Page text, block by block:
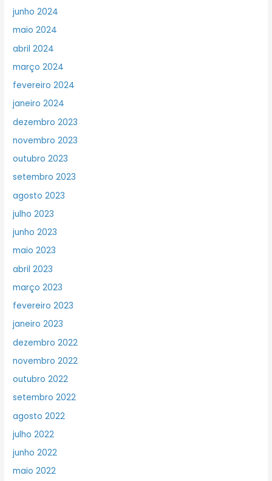
junho 2024
maio 2024
abril 2024
março 2024
fevereiro 2024
janeiro 2024
dezembro 2023
novembro 2023
outubro 2023
setembro 2023
agosto 2023
julho 2023
junho 2023
maio 2023
abril 2023
março 2023
fevereiro 2023
janeiro 2023
dezembro 2022
novembro 2022
outubro 2022
setembro 2022
agosto 2022
julho 2022
junho 2022
maio 2022